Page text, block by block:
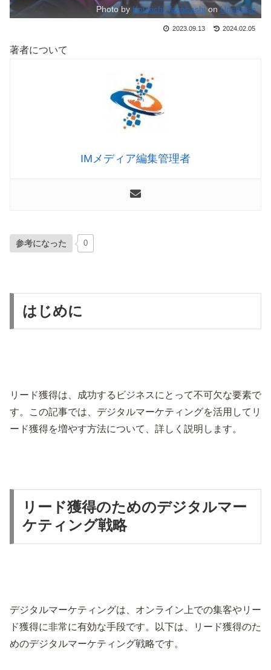
Photo by Koukichi TakahashionUnsplash
2023.09.13 2024.02.05
著者について
IMメディア編集管理者
参考になった 0
はじめに
リード獲得は、成功するビジネスにとって不可欠な要素で
す。この記事では、デジタルマーケティングを活用してリ
ード獲得を増やす方法について、詳しく説明します。
リード獲得のためのデジタルマー
ケティング戦略
デジタルマーケティングは、オンライン上での集客やリー
ド獲得に非常に有効な手段です。以下は、リード獲得のた
めのデジタルマーケティング戦略です。